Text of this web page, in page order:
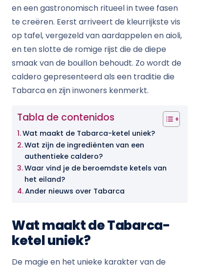
en een gastronomisch ritueel in twee fasen
te creëren. Eerst arriveert de kleurrijkste vis
op tafel, vergezeld van aardappelen en aioli,
en ten slotte de romige rijst die de diepe
smaak van de bouillon behoudt. Zo wordt de
caldero gepresenteerd als een traditie die
Tabarca en zijn inwoners kenmerkt.
Tabla de contenidos
Wat maakt de Tabarca-ketel uniek?
Wat zijn de ingrediënten van een
authentieke caldero?
Waar vind je de beroemdste ketels van
het eiland?
Ander nieuws over Tabarca
Wat maakt de Tabarca-
ketel uniek?
De magie en het unieke karakter van de